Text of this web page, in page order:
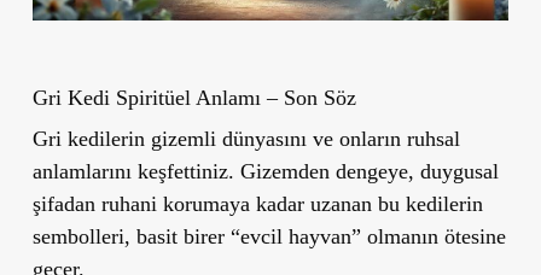
Gri Kedi Spiritüel Anlamı – Son Söz
Gri kedilerin gizemli dünyasını ve onların ruhsal
anlamlarını keşfettiniz. Gizemden dengeye, duygusal
şifadan ruhani korumaya kadar uzanan bu kedilerin
sembolleri, basit birer “evcil hayvan” olmanın ötesine
geçer.